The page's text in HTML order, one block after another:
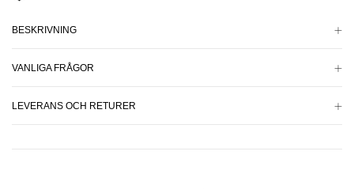
BESKRIVNING
VANLIGA FRÅGOR
LEVERANS OCH RETURER